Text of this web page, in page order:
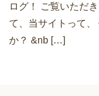
ログ！ ご覧いただ
て、当サイトって
か？ &nb […]